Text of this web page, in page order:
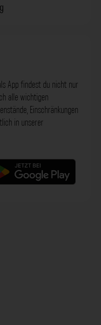
App findest du nicht nur
alle wichtigen
Einschränkungen
in unserer